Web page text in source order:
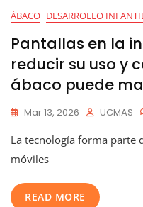
ÁBACO DESARROLLO
Pantallas en la
reducir su uso y
ábaco puede
Mar 13, 2026 UCMAS
La tecnología forma parte
móviles
READ MORE